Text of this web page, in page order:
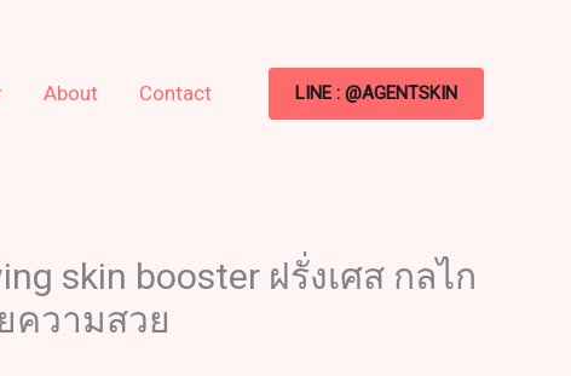
About Contact LINE : @AGENTSKIN
skin booster ฝรั่งเศส กลไก
ความสวย